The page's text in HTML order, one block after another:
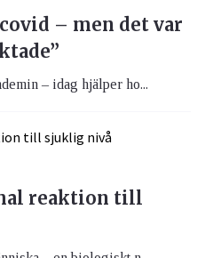
– men det var
– idag hjälper ho...
reaktion till